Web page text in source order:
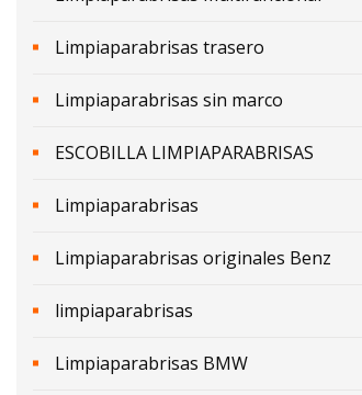
Limpiaparabrisas trasero
Limpiaparabrisas sin marco
ESCOBILLA LIMPIAPARABRISAS
Limpiaparabrisas
Limpiaparabrisas originales Benz
limpiaparabrisas
Limpiaparabrisas BMW